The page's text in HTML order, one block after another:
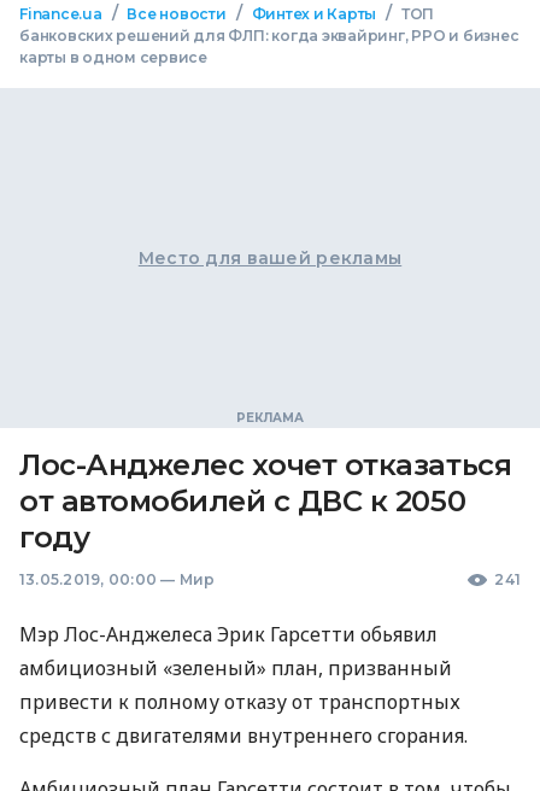
Finance.ua / Все новости / Финтех и Карты / ТОП
банковских решений для ФЛП: когда эквайринг, РРО и бизнес
карты в одном сервисе
Место для вашей рекламы
Лос-Анджелес хочет отказаться
от автомобилей с ДВС к 2050
году
13.05.2019, 00:00 — Мир 241
Мэр Лос-Анджелеса Эрик Гарсетти обьявил
амбициозный «зеленый» план, призванный
привести к полному отказу от транспортных
средств с двигателями внутреннего сгорания.